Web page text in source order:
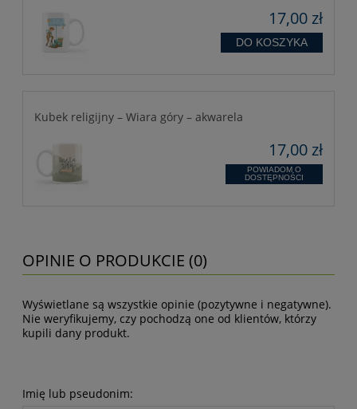
17,00 zł
DO KOSZYKA
Kubek religijny – Wiara góry – akwarela
17,00 zł
POWIADOM O
DOSTĘPNOŚCI
OPINIE O PRODUKCIE (0)
Wyświetlane są wszystkie opinie (pozytywne i negatywne).
Nie weryfikujemy, czy pochodzą one od klientów, którzy
kupili dany produkt.
Imię lub pseudonim: